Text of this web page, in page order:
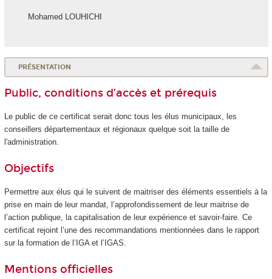
Mohamed LOUHICHI
PRÉSENTATION
Public, conditions d’accès et prérequis
Le public de ce certificat serait donc tous les élus municipaux, les
conseillers départementaux et régionaux quelque soit la taille de
l'administration.
Objectifs
Permettre aux élus qui le suivent de maitriser des éléments essentiels à la
prise en main de leur mandat, l’approfondissement de leur maitrise de
l’action publique, la capitalisation de leur expérience et savoir-faire. Ce
certificat rejoint l’une des recommandations mentionnées dans le rapport
sur la formation de l’IGA et l’IGAS.
Mentions officielles